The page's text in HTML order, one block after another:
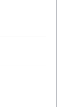
键组件
容管理
源 (SSoT)